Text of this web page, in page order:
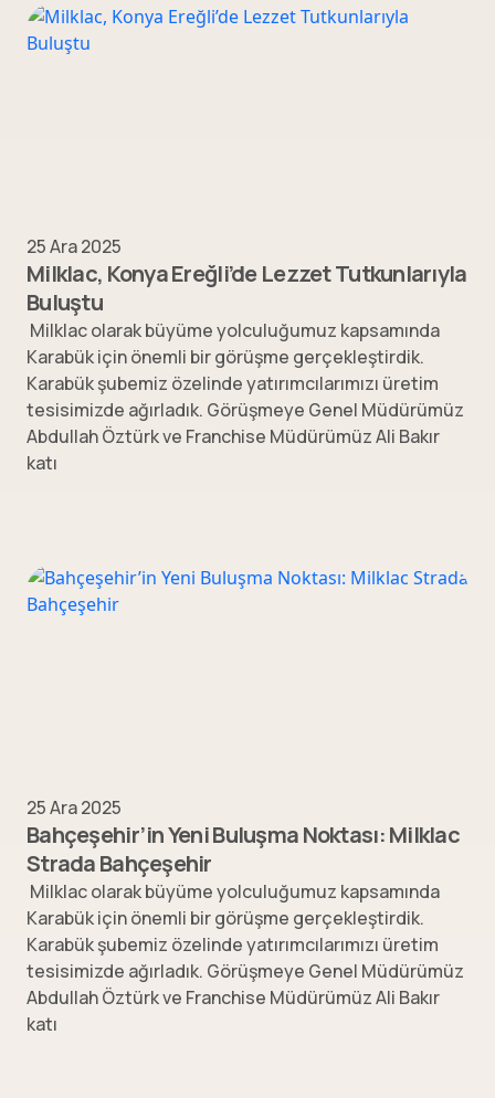
25 Ara 2025
Milklac, Konya Ereğli’de Lezzet Tutkunlarıyla
Buluştu
Milklac olarak büyüme yolculuğumuz kapsamında
Karabük için önemli bir görüşme gerçekleştirdik.
Karabük şubemiz özelinde yatırımcılarımızı üretim
tesisimizde ağırladık. Görüşmeye Genel Müdürümüz
Abdullah Öztürk ve Franchise Müdürümüz Ali Bakır
katı
25 Ara 2025
Bahçeşehir’in Yeni Buluşma Noktası: Milklac
Strada Bahçeşehir
Milklac olarak büyüme yolculuğumuz kapsamında
Karabük için önemli bir görüşme gerçekleştirdik.
Karabük şubemiz özelinde yatırımcılarımızı üretim
tesisimizde ağırladık. Görüşmeye Genel Müdürümüz
Abdullah Öztürk ve Franchise Müdürümüz Ali Bakır
katı